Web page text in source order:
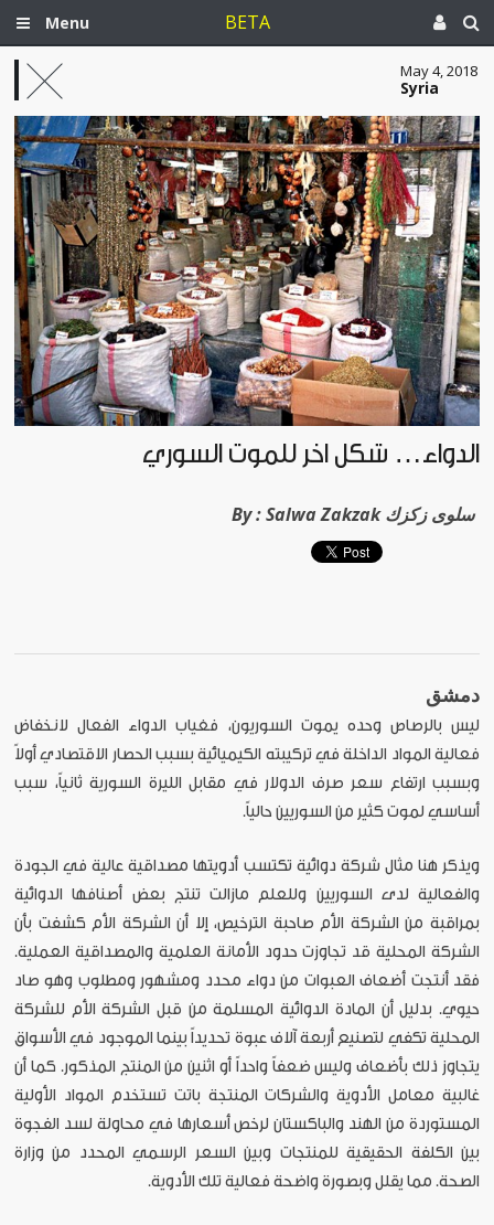
Menu BETA
May 4, 2018
Syria
الدواء… شكل آخر للموت السوري
By : Salwa Zakzak سلوى زكزك
دمشق
ليس بالرصاص وحده يموت السوريون، فغياب الدواء الفعال لانخفاض
فعالية المواد الداخلة في تركيبته الكيميائية بسبب الحصار الاقتصادي أولاً
وبسبب ارتفاع سعر صرف الدولار في مقابل الليرة السورية ثانياً، سبب
أساسي لموت كثير من السوريين حالياً.
ويذكر هنا مثال شركة دوائية تكتسب أدويتها مصداقية عالية في الجودة
والفعالية لدى السوريين وللعلم مازالت تنتج بعض أصنافها الدوائية
بمراقبة من الشركة الأم صاحبة الترخيص، إلا أن الشركة الأم كشفت بأن
الشركة المحلية قد تجاوزت حدود الأمانة العلمية والمصداقية العملية.
فقد أنتجت أضعاف العبوات من دواء محدد ومشهور ومطلوب وهو صاد
حيوي. بدليل أن المادة الدوائية المسلمة من قبل الشركة الأم للشركة
المحلية تكفي لتصنيع أربعة آلاف عبوة تحديداً بينما الموجود في الأسواق
يتجاوز ذلك بأضعاف وليس ضعفاً واحداً أو اثنين من المنتج المذكور. كما أن
غالبية معامل الأدوية والشركات المنتجة باتت تستخدم المواد الأولية
المستوردة من الهند والباكستان لرخص أسعارها في محاولة لسد الفجوة
بين الكلفة الحقيقية للمنتجات وبين السعر الرسمي المحدد من وزارة
الصحة. مما يقلل وبصورة واضحة فعالية تلك الأدوية.